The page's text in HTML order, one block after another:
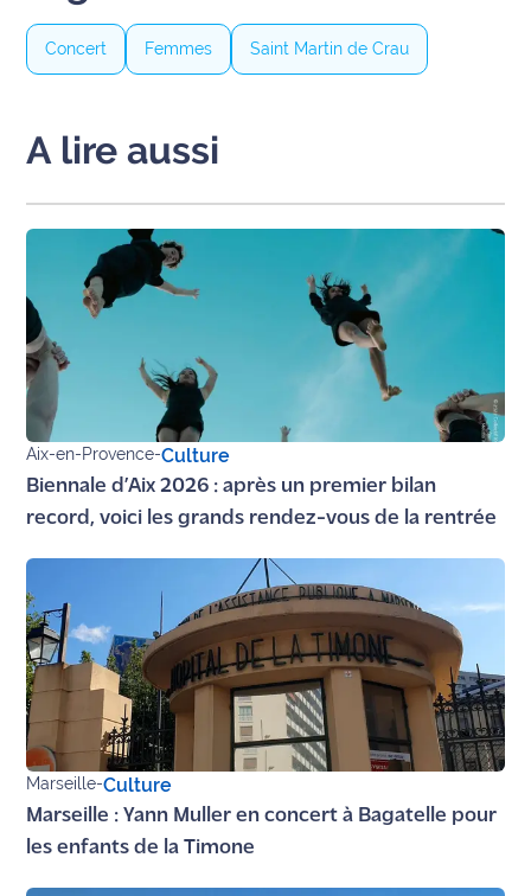
Concert Femmes Saint Martin de Crau
A lire aussi
Aix-en-Provence-Culture
Biennale d’Aix 2026 : après un premier bilan
record, voici les grands rendez-vous de la rentrée
Marseille-Culture
Marseille : Yann Muller en concert à Bagatelle pour
les enfants de la Timone